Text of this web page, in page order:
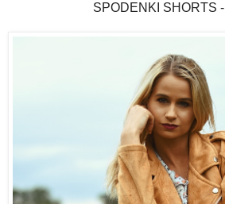
SPODENKI SHORTS -